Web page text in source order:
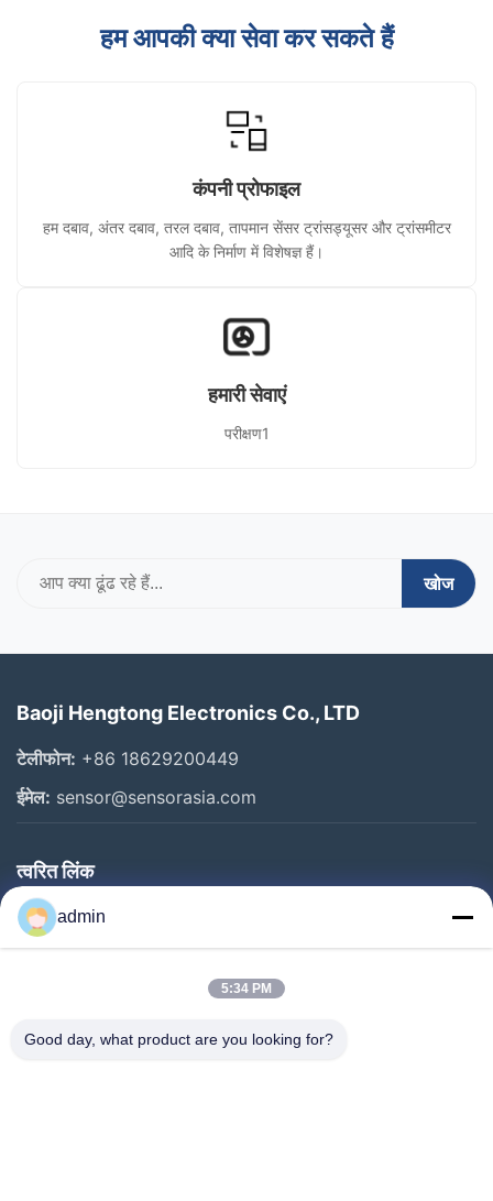
हम आपकी क्या सेवा कर सकते हैं
कंपनी प्रोफाइल
हम दबाव, अंतर दबाव, तरल दबाव, तापमान सेंसर ट्रांसड्यूसर और ट्रांसमीटर
आदि के निर्माण में विशेषज्ञ हैं।
हमारी सेवाएं
परीक्षण1
खोज
Baoji Hengtong Electronics Co., LTD
टेलीफोन: +86 18629200449
ईमेल: sensor@sensorasia.com
त्वरित लिंक
घर
उत्पादों
हमारे बारे में
admin
5:34 PM
Good day, what product are you looking for?